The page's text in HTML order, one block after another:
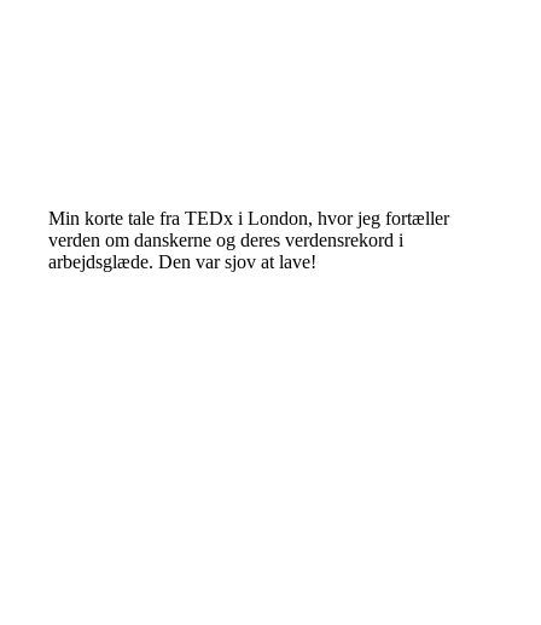
Min korte tale fra TEDx i London, hvor jeg fortæller
verden om danskerne og deres verdensrekord i
arbejdsglæde. Den var sjov at lave!